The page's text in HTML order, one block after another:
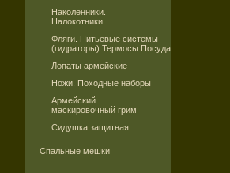
Наколенники.
Налокотники.
Фляги. Питьевые системы
(гидраторы).Термосы.Посуда.
Лопаты армейские
Ножи. Походные наборы
Армейский
маскировочный грим
Сидушка защитная
Спальные мешки